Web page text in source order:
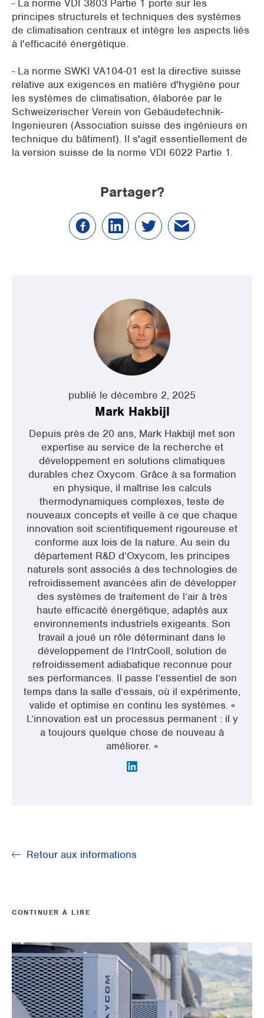
- La norme VDI 3803 Partie 1 porte sur les
principes structurels et techniques des systèmes
de climatisation centraux et intègre les aspects liés
à l'efficacité énergétique.
- La norme SWKI VA104-01 est la directive suisse
relative aux exigences en matière d'hygiène pour
les systèmes de climatisation, élaborée par le
Schweizerischer Verein von Gebäudetechnik-
Ingenieuren (Association suisse des ingénieurs en
technique du bâtiment). Il s'agit essentiellement de
la version suisse de la norme VDI 6022 Partie 1.
Partager?
publié le décembre 2, 2025
Mark Hakbijl
Depuis près de 20 ans, Mark Hakbijl met son
expertise au service de la recherche et
développement en solutions climatiques
durables chez Oxycom. Grâce à sa formation
en physique, il maîtrise les calculs
thermodynamiques complexes, teste de
nouveaux concepts et veille à ce que chaque
innovation soit scientifiquement rigoureuse et
conforme aux lois de la nature. Au sein du
département R&D d’Oxycom, les principes
naturels sont associés à des technologies de
refroidissement avancées afin de développer
des systèmes de traitement de l’air à très
haute efficacité énergétique, adaptés aux
environnements industriels exigeants. Son
travail a joué un rôle déterminant dans le
développement de l’IntrCooll, solution de
refroidissement adiabatique reconnue pour
ses performances. Il passe l’essentiel de son
temps dans la salle d’essais, où il expérimente,
valide et optimise en continu les systèmes. «
L’innovation est un processus permanent : il y
a toujours quelque chose de nouveau à
améliorer. »
Retour aux informations
CONTINUER À LIRE